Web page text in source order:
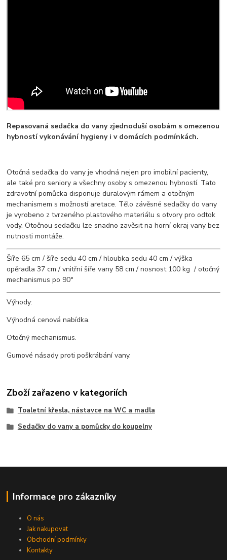
Repasovaná sedačka do vany zjednoduší osobám s omezenou
hybností vykonávání hygieny i v domácích podmínkách.
Otočná sedačka do vany je vhodná nejen pro imobilní pacienty,
ale také pro seniory a všechny osoby s omezenou hybností. Tato
zdravotní pomůcka disponuje duralovým rámem a otočným
mechanismem s možností aretace. Tělo závěsné sedačky do vany
je vyrobeno z tvrzeného plastového materiálu s otvory pro odtok
vody. Otočnou sedačku lze snadno zavěsit na horní okraj vany bez
nutnosti montáže.
Šíře 65 cm / šíře sedu 40 cm / hloubka sedu 40 cm / výška
opěradla 37 cm / vnitřní šíře vany 58 cm / nosnost 100 kg / otočný
mechanismus po 90°
Výhody:
Výhodná cenová nabídka.
Otočný mechanismus.
Gumové násady proti poškrábání vany.
Zboží zařazeno v kategoriích
Toaletní křesla, nástavce na WC a madla
Sedačky do vany a pomůcky do koupelny
Informace pro zákazníky
O nás
Jak nakupovat
Obchodní podmínky
Kontakty